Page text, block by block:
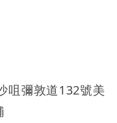
咀彌敦道132號美